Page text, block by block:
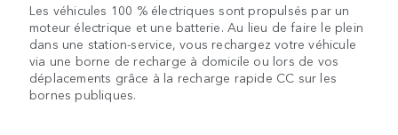
Les véhicules 100 % électriques sont propulsés par un
moteur électrique et une batterie. Au lieu de faire le plein
dans une station-service, vous rechargez votre véhicule
via une borne de recharge à domicile ou lors de vos
déplacements grâce à la recharge rapide CC sur les
bornes publiques.